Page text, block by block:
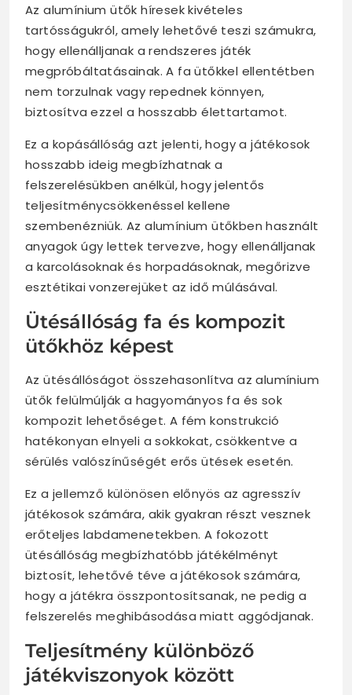
Az alumínium ütők híresek kivételes
tartósságukról, amely lehetővé teszi számukra,
hogy ellenálljanak a rendszeres játék
megpróbáltatásainak. A fa ütőkkel ellentétben
nem torzulnak vagy repednek könnyen,
biztosítva ezzel a hosszabb élettartamot.
Ez a kopásállóság azt jelenti, hogy a játékosok
hosszabb ideig megbízhatnak a
felszerelésükben anélkül, hogy jelentős
teljesítménycsökkenéssel kellene
szembenézniük. Az alumínium ütőkben használt
anyagok úgy lettek tervezve, hogy ellenálljanak
a karcolásoknak és horpadásoknak, megőrizve
esztétikai vonzerejüket az idő múlásával.
Ütésállóság fa és kompozit
ütőkhöz képest
Az ütésállóságot összehasonlítva az alumínium
ütők felülmúlják a hagyományos fa és sok
kompozit lehetőséget. A fém konstrukció
hatékonyan elnyeli a sokkokat, csökkentve a
sérülés valószínűségét erős ütések esetén.
Ez a jellemző különösen előnyös az agresszív
játékosok számára, akik gyakran részt vesznek
erőteljes labdamenetekben. A fokozott
ütésállóság megbízhatóbb játékélményt
biztosít, lehetővé téve a játékosok számára,
hogy a játékra összpontosítsanak, ne pedig a
felszerelés meghibásodása miatt aggódjanak.
Teljesítmény különböző
játékviszonyok között